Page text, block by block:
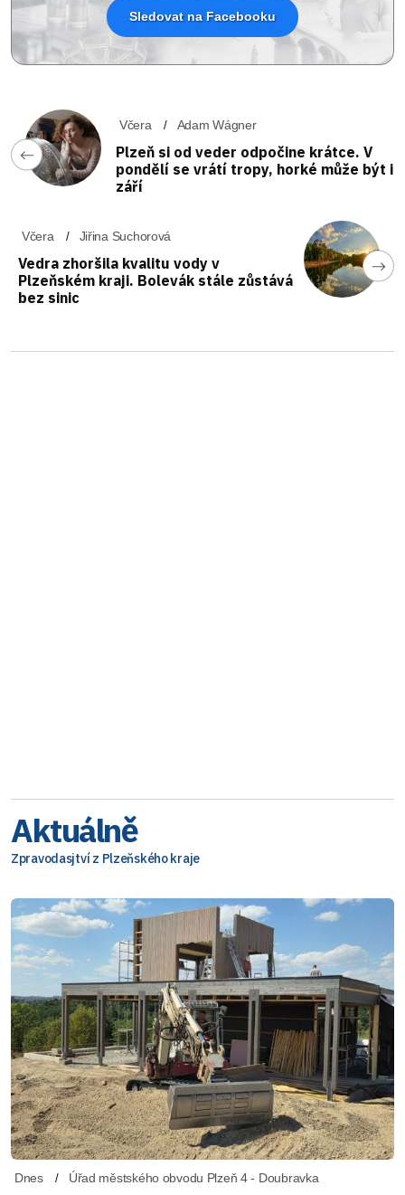
Sledovat na Facebooku
Včera Adam Wágner
Plzeň si od veder odpočine krátce. V
pondělí se vrátí tropy, horké může být i
září
Včera Jiřina Suchorová
Vedra zhoršila kvalitu vody v
Plzeňském kraji. Bolevák stále zůstává
bez sinic
Aktuálně
Zpravodasjtví z Plzeňského kraje
Dnes Úřad městského obvodu Plzeň 4 - Doubravka